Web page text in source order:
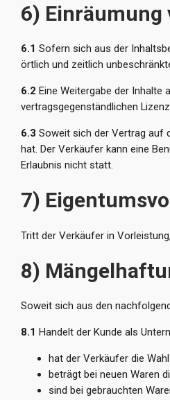
6)
6.1 Sofern sich aus der
örtlich und zeitlich
6.2 Eine Weitergabe der Inhalte
vertragsgegenständlichen
6.3 Soweit sich der Vertrag auf
hat. Der Verkäufer kann eine
Erlaubnis nicht statt.
7)
Tritt der Verkäufer in
8)
Soweit sich aus den
8.1 Handelt der Kunde als
hat der Verkäufer die
beträgt bei neuen Waren
sind bei gebrauchten